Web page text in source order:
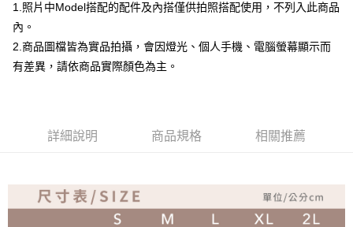
全家取貨付款
付款後全家取貨
免運費
1.照片中Model搭配的配件及內搭僅供拍照搭配使用，不列入此商品
內。
2.商品圖檔皆為實品拍攝，會因燈光、個人手機、電腦螢幕顯示而
有差異，請依商品實際顏色為主。
詳細說明 商品規格 相關推薦